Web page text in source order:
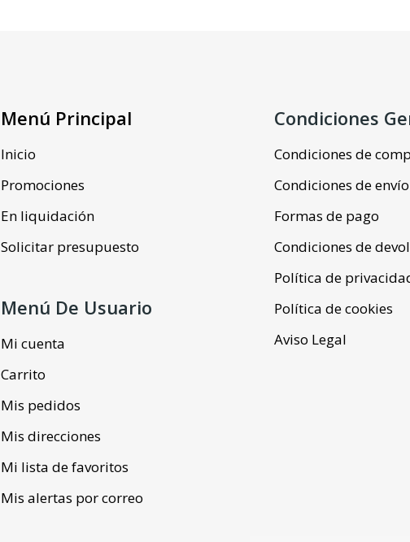
Menú Principal
Inicio
Promociones
En liquidación
Solicitar presupuesto
Menú De Usuario
Mi cuenta
Carrito
Mis pedidos
Mis direcciones
Mi lista de favoritos
Mis alertas por correo
Condiciones
Condiciones de
Condiciones de envío
Formas de pago
Condiciones de
Política de
Política de cookies
Aviso Legal